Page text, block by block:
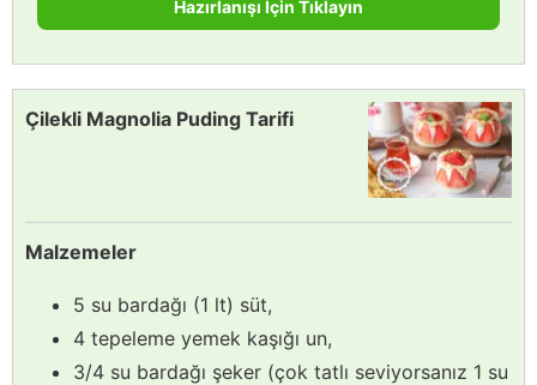
Hazırlanışı İçin Tıklayın
Çilekli Magnolia Puding Tarifi
Malzemeler
5 su bardağı (1 lt) süt,
4 tepeleme yemek kaşığı un,
3/4 su bardağı şeker (çok tatlı seviyorsanız 1 su